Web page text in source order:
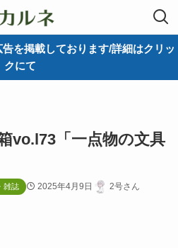
を掲載しております/詳細はクリッ
クにて
vo.l73「一点物の文具
雑誌 2025年4月9日 2号さん